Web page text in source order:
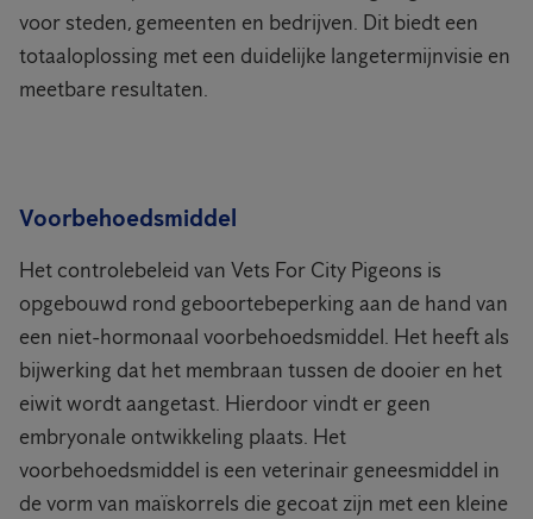
voor steden, gemeenten en bedrijven. Dit biedt een
totaaloplossing met een duidelijke langetermijnvisie en
meetbare resultaten.
Voorbehoedsmiddel
Het controlebeleid van Vets For City Pigeons is
opgebouwd rond geboortebeperking aan de hand van
een niet-hormonaal voorbehoedsmiddel. Het heeft als
bijwerking dat het membraan tussen de dooier en het
eiwit wordt aangetast. Hierdoor vindt er geen
embryonale ontwikkeling plaats. Het
voorbehoedsmiddel is een veterinair geneesmiddel in
de vorm van maïskorrels die gecoat zijn met een kleine